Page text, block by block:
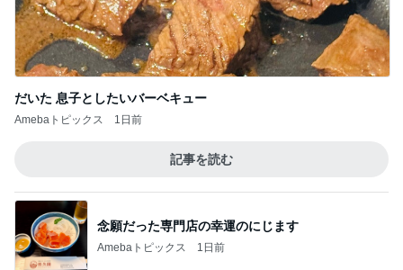
だいた 息子としたいバーベキュー
Amebaトピックス 1日前
記事を読む
念願だった専門店の幸運のにじます
Amebaトピックス 1日前